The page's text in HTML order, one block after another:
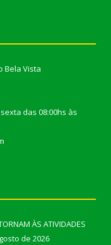
Bela Vista
das 08:00hs às
ÀS ATIVIDADES
de 2026